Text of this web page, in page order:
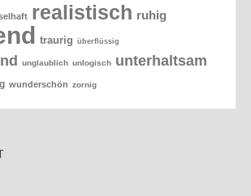
realistisch ruhig
traurig überflüssig
unglaublich unlogisch unterhaltsam
wunderschön zornig